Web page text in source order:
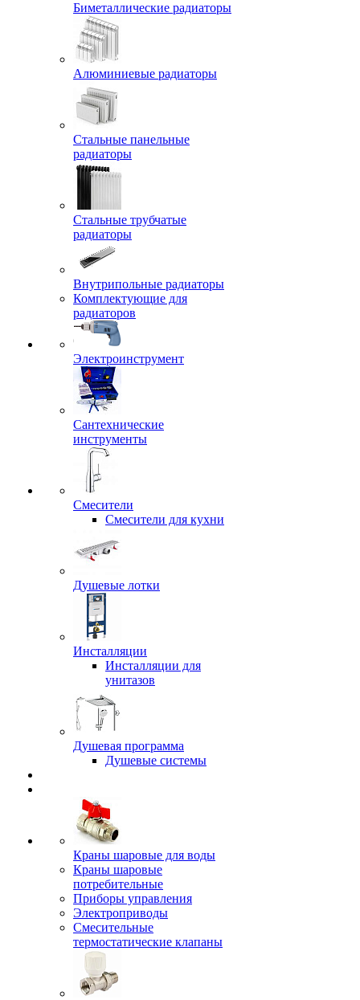
Биметаллические радиаторы
Алюминиевые радиаторы
Стальные панельные
радиаторы
Стальные трубчатые
радиаторы
Внутрипольные радиаторы
Комплектующие для
радиаторов
Электроинструмент
Сантехнические
инструменты
Смесители
Смесители для кухни
Душевые лотки
Инсталляции
Инсталляции для
унитазов
Душевая программа
Душевые системы
Краны шаровые для воды
Краны шаровые
потребительные
Приборы управления
Электроприводы
Смесительные
термостатические клапаны